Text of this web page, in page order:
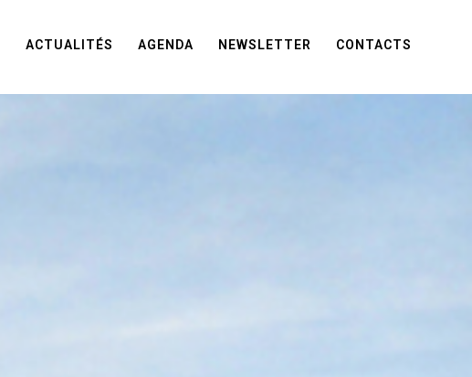
ACTUALITÉS AGENDA NEWSLETTER CONTACTS